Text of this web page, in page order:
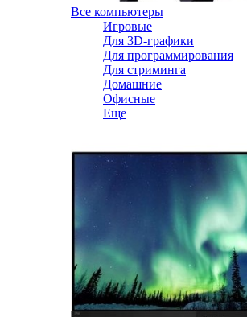
Все компьютеры
Игровые
Для 3D-графики
Для программирования
Для стриминга
Домашние
Офисные
Еще